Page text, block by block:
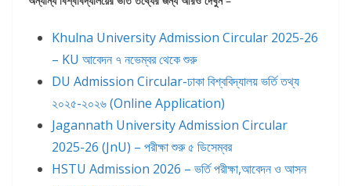
Khulna University Admission Circular 2025-26
– KU আবেদন ৭ নভেম্বর থেকে শুরু
DU Admission Circular-ঢাকা বিশ্ববিদ্যালয় ভর্তি তথ্য
২০২৫-২০২৬ (Online Application)
Jagannath University Admission Circular
2025-26 (JnU) – পরীক্ষা শুরু ৫ ডিসেম্বর
HSTU Admission 2026 – ভর্তি পরীক্ষা,আবেদন ও আসন